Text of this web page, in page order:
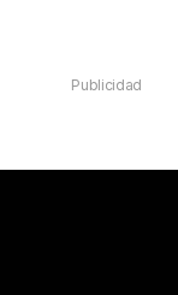
Publicidad